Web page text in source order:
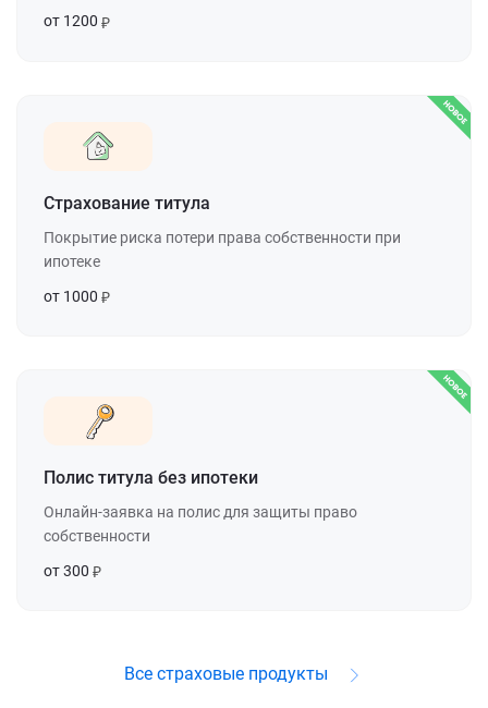
от 1200
Страхование титула
Покрытие риска потери права собственности при
ипотеке
от 1000
Полис титула без ипотеки
Онлайн-заявка на полис для защиты право
собственности
от 300
Все страховые продукты